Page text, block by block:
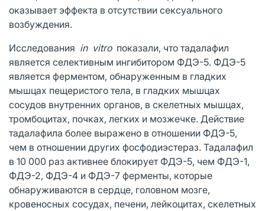
оказывает эффекта в отсутствии сексуального
возбуждения.
Исследования in vitro показали, что тадалафил
является селективным ингибитором ФДЭ-5. ФДЭ-5
является ферментом, обнаруженным в гладких
мышцах пещеристого тела, в гладких мышцах
сосудов внутренних органов, в скелетных мышцах,
тромбоцитах, почках, легких и мозжечке. Действие
тадалафила более выражено в отношении ФДЭ-5,
чем в отношении других фосфодиэстераз. Тадалафил
в 10 000 раз активнее блокирует ФДЭ-5, чем ФДЭ-1,
ФДЭ-2, ФДЭ-4 и ФДЭ-7 ферменты, которые
обнаруживаются в сердце, головном мозге,
кровеносных сосудах, печени, лейкоцитах, скелетных